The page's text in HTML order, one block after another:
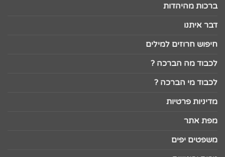
ברכות מהיהדות
דבר איתנו
חיפוש חרוזים למילים
לכבוד מה הברכה ?
לכבוד מי הברכה ?
מדיניות פרטיות
מפת אתר
משפטים יפים